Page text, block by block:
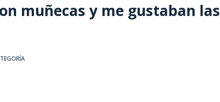
muñecas y me gustaban las